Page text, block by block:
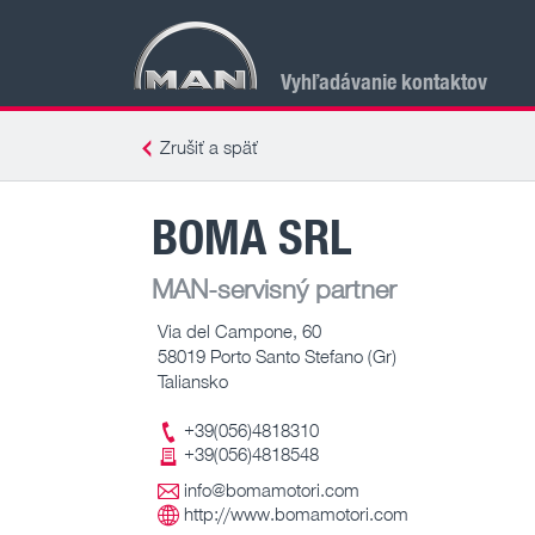
Vyhľadávanie kontaktov
Zrušiť a späť
BOMA SRL
MAN-servisný partner
Via del Campone, 60
58019 Porto Santo Stefano (Gr)
Taliansko
+39(056)4818310
+39(056)4818548
info@bomamotori.com
http://www.bomamotori.com